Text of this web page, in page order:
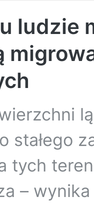
ludzie
stałego
tych
–